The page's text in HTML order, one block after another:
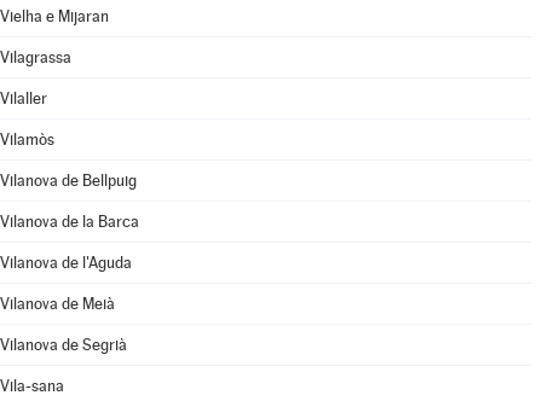
Vielha e Mijaran
Vilagrassa
Vilaller
Vilamòs
Vilanova de Bellpuig
Vilanova de la Barca
Vilanova de l'Aguda
Vilanova de Meià
Vilanova de Segrià
Vila-sana